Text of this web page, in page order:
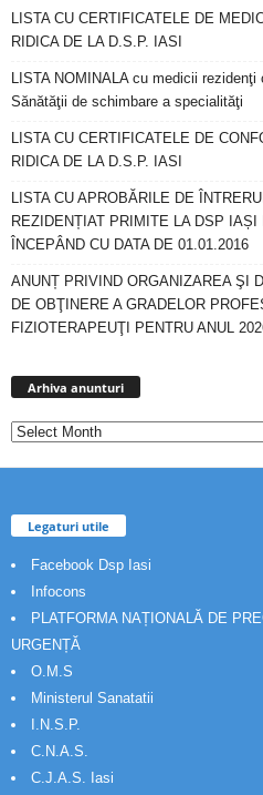
LISTA CU CERTIFICATELE DE
RIDICA DE LA D.S.P. IASI
LISTA NOMINALA cu medicii rezidenţi
Sănătăţii de schimbare a specialităţi
LISTA CU CERTIFICATELE DE
RIDICA DE LA D.S.P. IASI
LISTA CU APROBĂRILE DE
REZIDENȚIAT PRIMITE LA DSP
ÎNCEPÂND CU DATA DE 01.01.2016
ANUNȚ PRIVIND ORGANIZAREA ŞI
DE OBŢINERE A GRADELOR
FIZIOTERAPEUŢI PENTRU ANUL
Arhiva anunturi
Legaturi utile
Facebook Dsp Iasi
Infocons
PLATFORMA NAȚIONALĂ DE
URGENȚĂ
O.M.S
Ministerul Sanatatii
I.N.S.P.
C.N.A.S.
C.J.A.S. Iasi